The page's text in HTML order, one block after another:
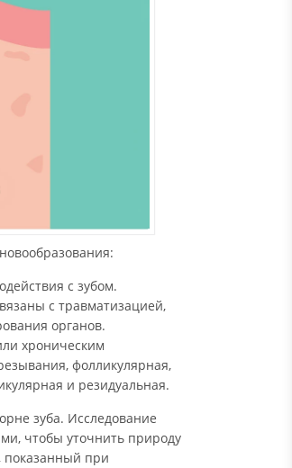
с зубом.
с травматизацией,
органов.
хроническим
фолликулярная,
и резидуальная.
зуба. Исследование
чтобы уточнить природу
показанный при